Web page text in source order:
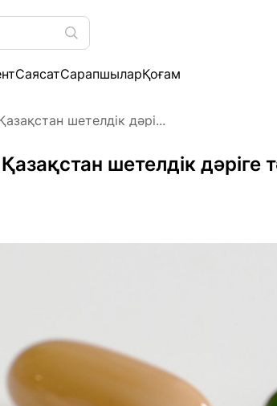
СаясатСарапшыларҚоғам
шетелдік дәрі...
шетелдік дәріге